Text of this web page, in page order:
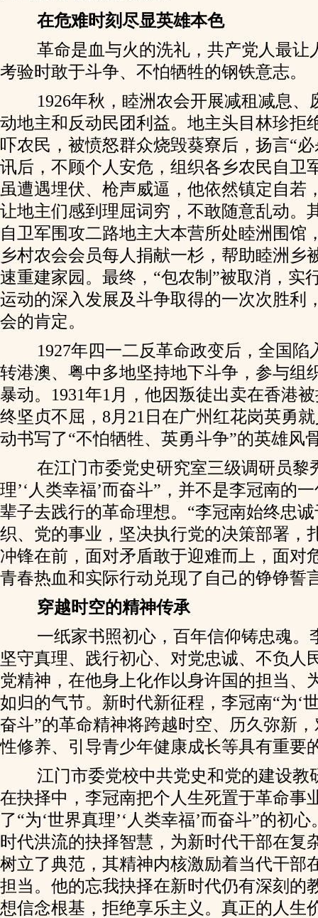
在危难时刻尽显英雄本色
革命是血与火的洗礼，共产党人最让
考验时敢于斗争、不怕牺牲的钢铁意志。
1926年秋，睦洲农会开展减租减息、
动地主和反动民团利益。地主头目林珍拒
吓农民，被愤怒群众烧毁葵寮后，扬言“
讯后，不顾个人安危，组织各乡农民自卫
虽遭遇埋伏、枪声威逼，他依然镇定自若
让地主们感到理屈词穷，不敢随意乱动。
自卫军围攻二路地主大本营所处睦洲围馆
乡村农会会员每人捐献一杉，帮助睦洲乡
速重建家园。最终，“包农制”被取消，实
运动的深入发展及斗争取得的一次次胜利
会的肯定。
1927年四一二反革命政变后，全国陷
转港澳、粤中多地坚持地下斗争，参与组
暴动。1931年1月，他因叛徒出卖在香港
终坚贞不屈，8月21日在广州红花岗英勇
动书写了“不怕牺牲、英勇斗争”的英雄风
在江门市委党史研究室三级调研员黎
理’‘人类幸福’而奋斗”，并不是李冠南的
辈子去践行的革命理想。“李冠南始终忠
织、党的事业，坚决执行党的决策部署，
冲锋在前，面对矛盾敢于迎难而上，面对
青春热血和实际行动兑现了自己的铮铮誓
穿越时空的精神传承
一纸家书照初心，百年信仰铸忠魂。
坚守真理、践行初心、对党忠诚、不负人
党精神，在他身上化作以身许国的担当、
如归的气节。新时代新征程，李冠南“为‘
奋斗”的革命精神将跨越时空、历久弥新
性修养、引导青少年健康成长等具有重要
江门市委党校中共党史和党的建设教
在抉择中，李冠南把个人生死置于革命事
了“为‘世界真理’‘人类幸福’而奋斗”的初
时代洪流的抉择智慧，为新时代干部在复
树立了典范，其精神内核激励着当代干部
担当。他的忘我抉择在新时代仍有深刻的
想信念根基，拒绝享乐主义。真正的人生